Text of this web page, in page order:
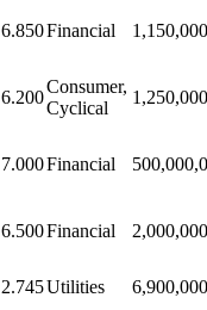
6.850Financial
6.200
Consumer,
Cyclical
7.000Financial
6.500Financial
2.745Utilities